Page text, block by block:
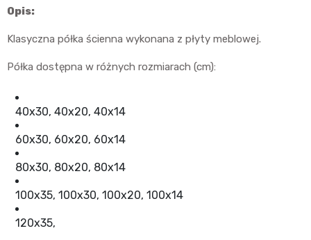
Opis:
Klasyczna półka ścienna wykonana z płyty meblowej.
Półka dostępna w różnych rozmiarach (cm):
40x30, 40x20, 40x14
60x30, 60x20, 60x14
80x30, 80x20, 80x14
100x35, 100x30, 100x20, 100x14
120x35,